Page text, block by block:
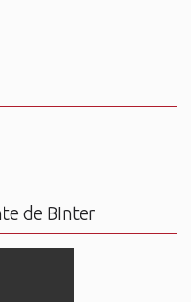
de BInter